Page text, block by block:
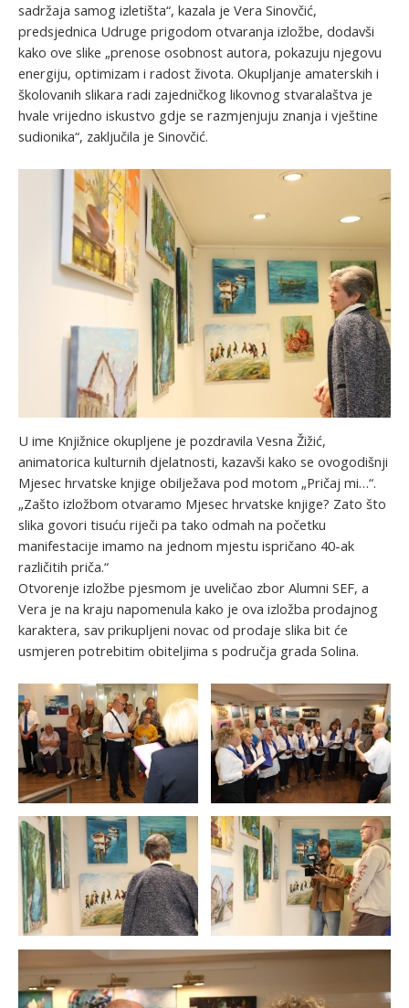
sadržaja samog izletišta“, kazala je Vera Sinovčić,
predsjednica Udruge prigodom otvaranja izložbe, dodavši
kako ove slike „prenose osobnost autora, pokazuju njegovu
energiju, optimizam i radost života. Okupljanje amaterskih i
školovanih slikara radi zajedničkog likovnog stvaralaštva je
hvale vrijedno iskustvo gdje se razmjenjuju znanja i vještine
sudionika“, zaključila je Sinovčić.
U ime Knjižnice okupljene je pozdravila Vesna Žižić,
animatorica kulturnih djelatnosti, kazavši kako se ovogodišnji
Mjesec hrvatske knjige obilježava pod motom „Pričaj mi…“.
„Zašto izložbom otvaramo Mjesec hrvatske knjige? Zato što
slika govori tisuću riječi pa tako odmah na početku
manifestacije imamo na jednom mjestu ispričano 40-ak
različitih priča.“
Otvorenje izložbe pjesmom je uveličao zbor Alumni SEF, a
Vera je na kraju napomenula kako je ova izložba prodajnog
karaktera, sav prikupljeni novac od prodaje slika bit će
usmjeren potrebitim obiteljima s područja grada Solina.